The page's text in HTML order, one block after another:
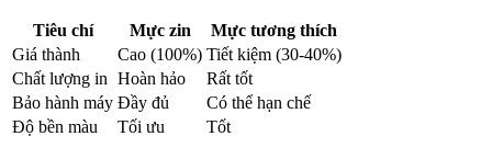
Tiêu chí Mực zin
Mực tương thích
Giá thành
Cao (100%) Tiết kiệm (30-40%)
Chất lượng in Hoàn hảo
Rất tốt
Bảo hành máy Đầy đủ
Có thể hạn chế
Độ bền màu
Tối ưu Tốt